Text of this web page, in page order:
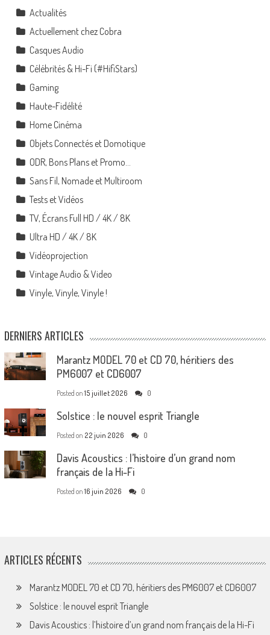
Actualités
Actuellement chez Cobra
Casques Audio
Célébrités & Hi-Fi (#HifiStars)
Gaming
Haute-Fidélité
Home Cinéma
Objets Connectés et Domotique
ODR, Bons Plans et Promo…
Sans Fil, Nomade et Multiroom
Tests et Vidéos
TV, Écrans Full HD / 4K / 8K
Ultra HD / 4K / 8K
Vidéoprojection
Vintage Audio & Video
Vinyle, Vinyle, Vinyle !
DERNIERS ARTICLES
Marantz MODEL 70 et CD 70, héritiers des
PM6007 et CD6007
Posted on 15 juillet 2026 0
Solstice : le nouvel esprit Triangle
Posted on 22 juin 2026 0
Davis Acoustics : l’histoire d’un grand nom
français de la Hi-Fi
Posted on 16 juin 2026 0
ARTICLES RÉCENTS
Marantz MODEL 70 et CD 70, héritiers des PM6007 et CD6007
Solstice : le nouvel esprit Triangle
Davis Acoustics : l’histoire d’un grand nom français de la Hi-Fi